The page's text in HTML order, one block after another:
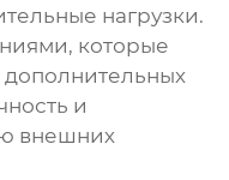
нагрузки.
которые
дополнительных
и
внешних